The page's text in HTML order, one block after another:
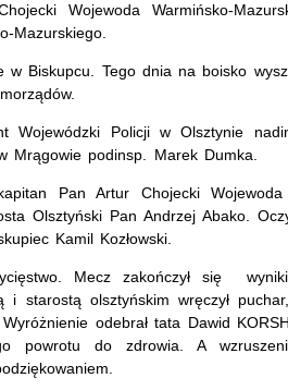
Wojewoda Warmińsko-
Mazurskiego.
w Biskupcu. Tego dnia na boisko
Wojewódzki Policji w Olsztynie
Mrągowie podinsp. Marek Dumka.
Pan Artur Chojecki Wojewoda
Olsztyński Pan Andrzej Abako.
Kamil Kozłowski.
Mecz zakończył się
i starostą olsztyńskim wręczył
odebrał tata Dawid
powrotu do zdrowia. A